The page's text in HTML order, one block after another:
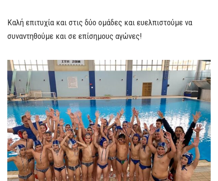
Καλή επιτυχία και στις δύο ομάδες και ευελπιστούμε να
συναντηθούμε και σε επίσημους αγώνες!